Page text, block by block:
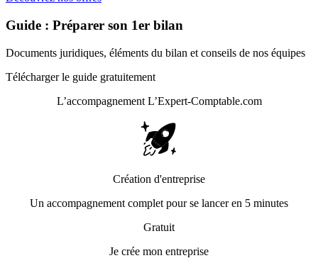
Guide : Préparer son 1er bilan
Documents juridiques, éléments du bilan et conseils de nos équipes
Télécharger le guide gratuitement
L’accompagnement L’Expert-Comptable.com
Création d'entreprise
Un accompagnement complet pour se lancer en 5 minutes
Gratuit
Je crée mon entreprise